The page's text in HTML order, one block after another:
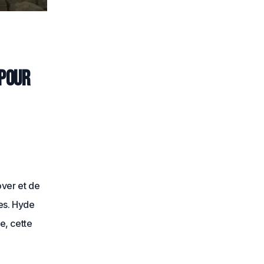
et de
Hyde
cette